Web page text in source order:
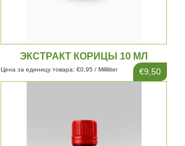
ЭКСТРАКТ КОРИЦЫ 10 МЛ
€9,50
Цена за единицу товара: €0,95 / Milliliter